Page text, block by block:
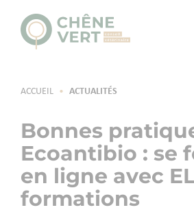
ACCUEIL • ACTUALITÉS
Bonnes
Ecoantibio : se
en ligne avec
formations